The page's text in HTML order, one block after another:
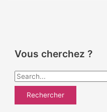
Vous cherchez ?
R
e